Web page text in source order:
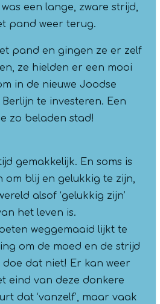
een lange, zware strijd,
pand weer terug.
pand en gingen ze er zelf
ze hielden er een mooi
in de nieuwe Joodse
te investeren. Een
zo beladen stad!
gemakkelijk. En soms is
om blij en gelukkig te zijn,
alsof ‘gelukkig zijn’
het leven is.
weggemaaid lijkt te
om de moed en de strijd
dat niet! Er kan weer
eind van deze donkere
dat ‘vanzelf’, maar vaak